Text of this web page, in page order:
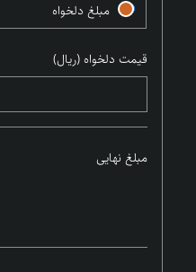
مبلغ دلخواه
قیمت دلخواه (ریال)
مبلغ نهایی